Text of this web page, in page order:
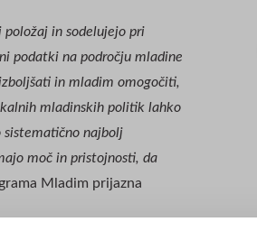
in sodelujejo pri
podatki na področju mladine
in mladim omogočiti,
mladinskih politik lahko
sistematično najbolj
moč in pristojnosti, da
Mladim prijazna